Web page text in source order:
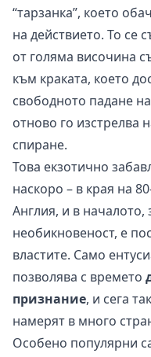
“тарзанка”, което
на действието. То се
от голяма височина
към краката, което
свободното падане
отново го изстрелва
спиране.
Това екзотично
наскоро – в края на
Англия, и в началото,
необикновеност, е
властите. Само
позволява с времето
признание, и сега
намерят в много
Особено популярни